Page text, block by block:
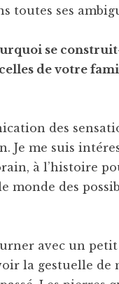
toutes ses
se
de votre
des
Je me suis
à l’histoire
monde des
avec un petit
la gestuelle de